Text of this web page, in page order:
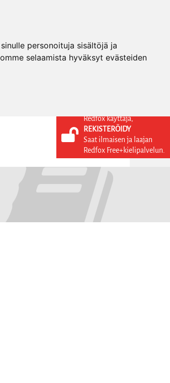
personoituja sisältöjä ja
selaamista hyväksyt evästeiden
KIRJAUDU SISÄÄN
REKISTERÖIDY
Redfox käyttäjä,
REKISTERÖIDY
Saat ilmaisen ja laajan
Redfox Free+kielipalvelun.